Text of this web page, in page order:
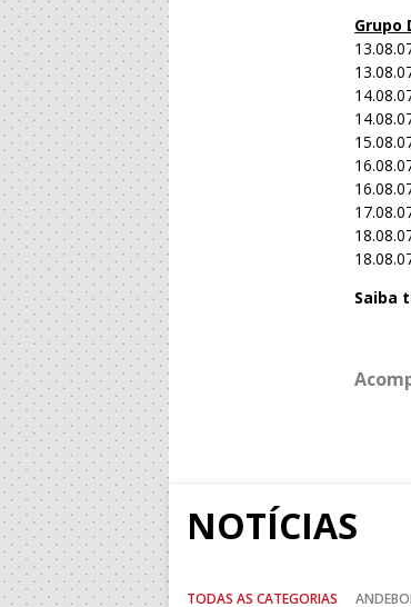
Grupo
Saiba
NOTÍCIAS
TODAS AS CATEGORIAS